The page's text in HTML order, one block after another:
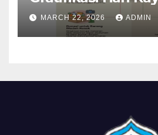
1447 H
MARCH 22, 2026 ADMIN